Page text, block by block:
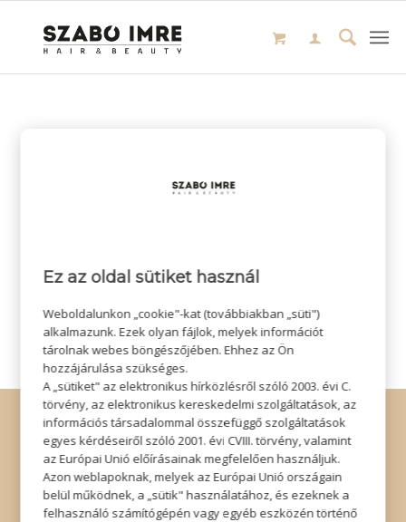
© Copyright - Szabó Imre Hair & Beauty
Elállás
Ez az oldal sütiket használ
Weboldalunkon „cookie"-kat (továbbiakban „süti")
alkalmazunk. Ezek olyan fájlok, melyek információt
tárolnak webes böngészőjében. Ehhez az Ön
hozzájárulása szükséges.
A „sütiket" az elektronikus hírközlésről szóló 2003. évi C.
törvény, az elektronikus kereskedelmi szolgáltatások, az
információs társadalommal összefüggő szolgáltatások
egyes kérdéseiről szóló 2001. évi CVIII. törvény, valamint
az Európai Unió előírásainak megfelelően használjuk.
Azon weblapoknak, melyek az Európai Unió országain
belül működnek, a „sütik" használatához, és ezeknek a
felhasználó számítógépén vagy egyéb eszközén történő